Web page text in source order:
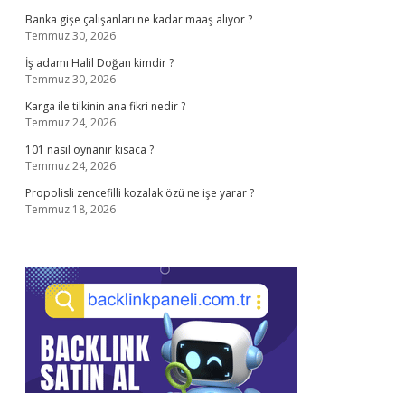
Banka gişe çalışanları ne kadar maaş alıyor ?
Temmuz 30, 2026
İş adamı Halil Doğan kimdir ?
Temmuz 30, 2026
Karga ile tilkinin ana fikri nedir ?
Temmuz 24, 2026
101 nasıl oynanır kısaca ?
Temmuz 24, 2026
Propolisli zencefilli kozalak özü ne işe yarar ?
Temmuz 18, 2026